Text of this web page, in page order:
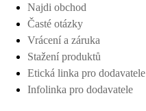
Najdi obchod
Časté otázky
Vrácení a záruka
Stažení produktů
Etická linka pro dodavatele
Infolinka pro dodavatele